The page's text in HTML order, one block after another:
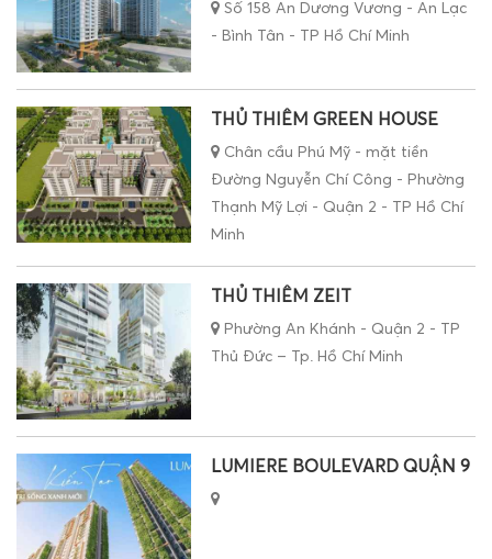
Số 158 An Dương Vương - An Lạc
- Bình Tân - TP Hồ Chí Minh
THỦ THIÊM GREEN HOUSE
Chân cầu Phú Mỹ - mặt tiền
Đường Nguyễn Chí Công - Phường
Thạnh Mỹ Lợi - Quận 2 - TP Hồ Chí
Minh
THỦ THIÊM ZEIT
Phường An Khánh - Quận 2 - TP
Thủ Đức – Tp. Hồ Chí Minh
LUMIERE BOULEVARD QUẬN 9